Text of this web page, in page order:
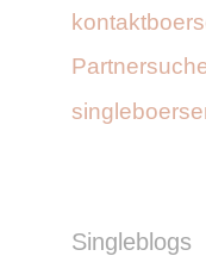
Singleblogs